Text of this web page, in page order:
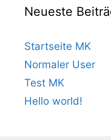
Neueste
Startseite MK
Normaler User
Test MK
Hello world!